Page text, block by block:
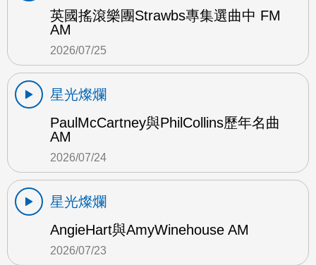
英國搖滾樂團Strawbs專集選曲中 FM
AM
2026/07/25
星光燦爛
PaulMcCartney與PhilCollins歷年名曲
AM
2026/07/24
星光燦爛
AngieHart與AmyWinehouse AM
2026/07/23